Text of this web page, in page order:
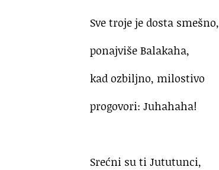
Sve troje je dosta smešno,
ponajviše Balakaha,
kad ozbiljno, milostivo
progovori: Juhahaha!
Srećni su ti Jututunci,